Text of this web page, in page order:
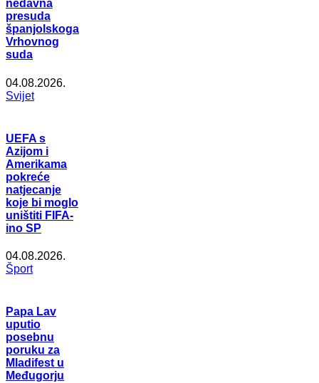
nedavna
presuda
španjolskoga
Vrhovnog
suda
04.08.2026.
Svijet
UEFA s
Azijom i
Amerikama
pokreće
natjecanje
koje bi moglo
uništiti FIFA-
ino SP
04.08.2026.
Šport
Papa Lav
uputio
posebnu
poruku za
Mladifest u
Međugorju